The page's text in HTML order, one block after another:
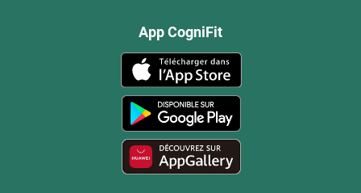
App CogniFit